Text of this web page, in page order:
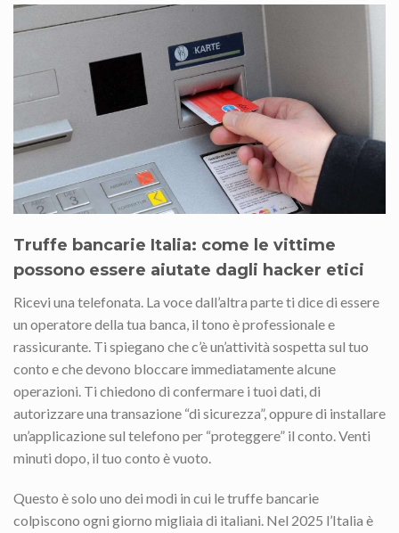
Truffe bancarie Italia: come le vittime
possono essere aiutate dagli hacker etici
Ricevi una telefonata. La voce dall’altra parte ti dice di essere
un operatore della tua banca, il tono è professionale e
rassicurante. Ti spiegano che c’è un’attività sospetta sul tuo
conto e che devono bloccare immediatamente alcune
operazioni. Ti chiedono di confermare i tuoi dati, di
autorizzare una transazione “di sicurezza”, oppure di installare
un’applicazione sul telefono per “proteggere” il conto. Venti
minuti dopo, il tuo conto è vuoto.
Questo è solo uno dei modi in cui le truffe bancarie
colpiscono ogni giorno migliaia di italiani. Nel 2025 l’Italia è